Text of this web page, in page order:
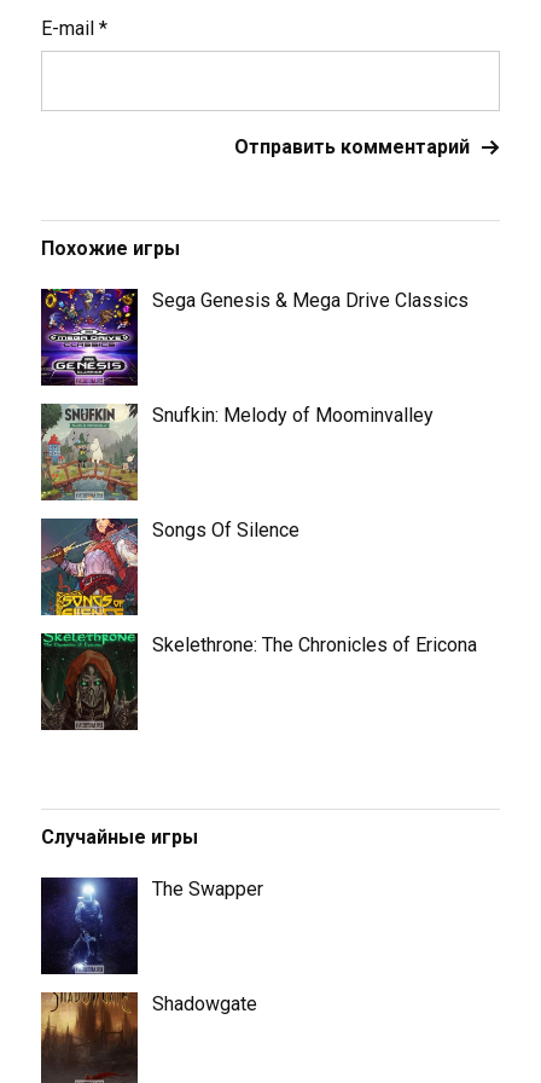
E-mail *
Похожие игры
Sega Genesis & Mega Drive Classics
Snufkin: Melody of Moominvalley
Songs Of Silence
Skelethrone: The Chronicles of Ericona
Случайные игры
The Swapper
Shadowgate